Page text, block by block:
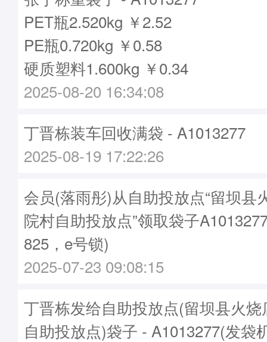
PET瓶2.520kg ￥2.52
PE瓶0.720kg ￥0.58
硬质塑料1.600kg ￥0.34
2025-08-20 16:34:08
丁晋栋装车回收满袋 - A1013277
2025-08-19 17:22:26
会员(落雨彤)从自助投放点“留坝县
院村自助投放点”领取袋子
825，e号锁)
2025-07-23 09:08:15
丁晋栋发给自助投放点(留坝县火
自助投放点)袋子 - A1013277(发袋